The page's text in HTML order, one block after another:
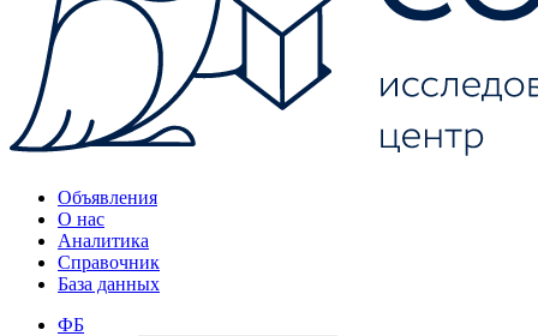
Объявления
О нас
Аналитика
Справочник
База данных
ФБ